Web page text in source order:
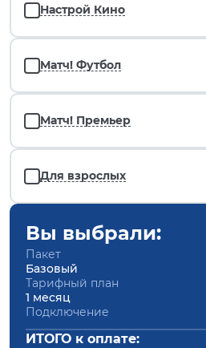
Настрой Кино
Матч! Футбол
Матч! Премьер
Для взрослых
Вы выбрали:
Пакет
Базовый
Тарифный план
1 месяц
Подключение
ИТОГО к оплате: